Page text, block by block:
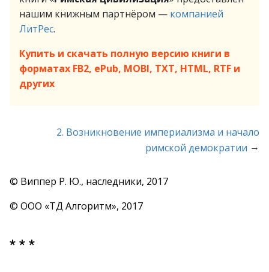
нашим книжным партнёром — компанией
ЛитРес.
Купить и скачать полную версию книги в
форматах FB2, ePub, MOBI, TXT, HTML, RTF и
других
2. Возникновение империализма и начало
римской демократии →
© Виппер Р. Ю., наследники, 2017
© ООО «ТД Алгоритм», 2017
* * *